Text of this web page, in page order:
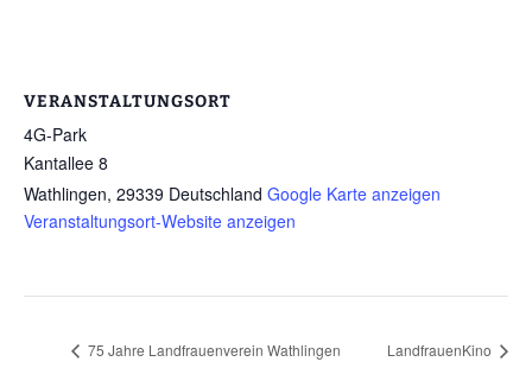
VERANSTALTUNGSORT
4G-Park
Kantallee 8
Wathlingen, 29339 Deutschland Google Karte anzeigen
Veranstaltungsort-Website anzeigen
75 Jahre Landfrauenverein Wathlingen LandfrauenKino